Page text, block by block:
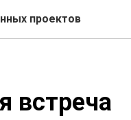
проектов
встреча